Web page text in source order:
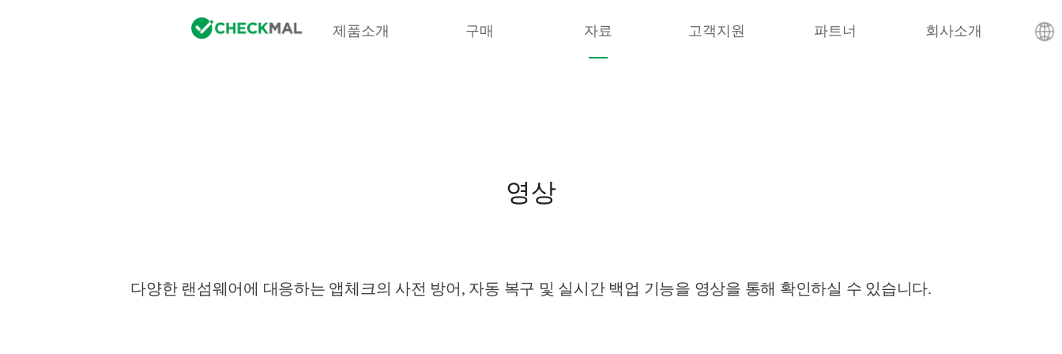
제품소개 구매 자료 고객지원 파트너 회사소개
영상
다양한 랜섬웨어에 대응하는 앱체크의 사전 방어, 자동 복구 및 실시간 백업 기능을 영상을 통해 확인하실 수 있습니다.